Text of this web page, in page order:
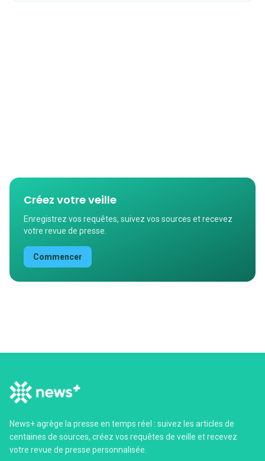
Créez votre veille
Enregistrez vos requêtes, suivez vos sources et recevez
votre revue de presse.
Commencer
News+ agrège la presse en temps réel : suivez les articles de
centaines de sources, créez vos requêtes de veille et recevez
votre revue de presse personnalisée.